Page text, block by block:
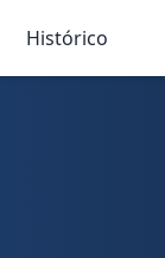
Histórico